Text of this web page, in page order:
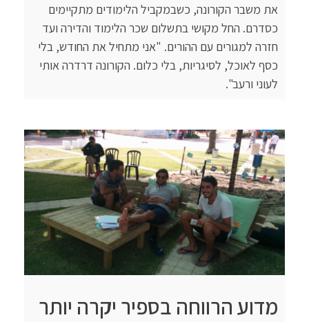
את משבר הקורונה, כשבמקביל הלימודים מתקיימים
כסדרם. החל מקושי בתשלום שכר הלימוד והדירה ועד
חזרה למגורים עם ההורים. "אני מתחיל את החודש, בלי
כסף לאוכל, לסיגריות, בלי כלום. הקורונה דרדרה אותי
לעוני ורעב".
מדוע הרווחה בספיר יקרה יותר